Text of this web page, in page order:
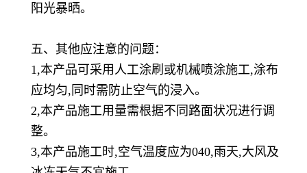
阳光暴晒。
五、其他应注意的问题：
1,本产品可采用人工涂刷或机械喷涂施工,涂布
应均匀,同时需防止空气的浸入。
2,本产品施工用量需根据不同路面状况进行调
整。
3,本产品施工时,空气温度应为040,雨天,大风及